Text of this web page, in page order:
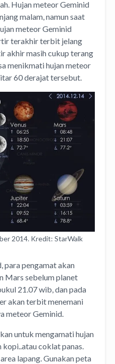
Hujan meteor Geminid
malam, namun saat
meteor Geminid
terakhir terbit jelang
akhir masih cukup terang
menikmati hujan meteor
60 derajat tersebut.
2014. Kredit: StarWalk
para pengamat akan
Mars sebelum planet
21.07 wib, dan pada
akan terbit menemani
meteor Geminid.
untuk mengamati hujan
kopi..atau coklat panas.
lapang. Gunakan peta